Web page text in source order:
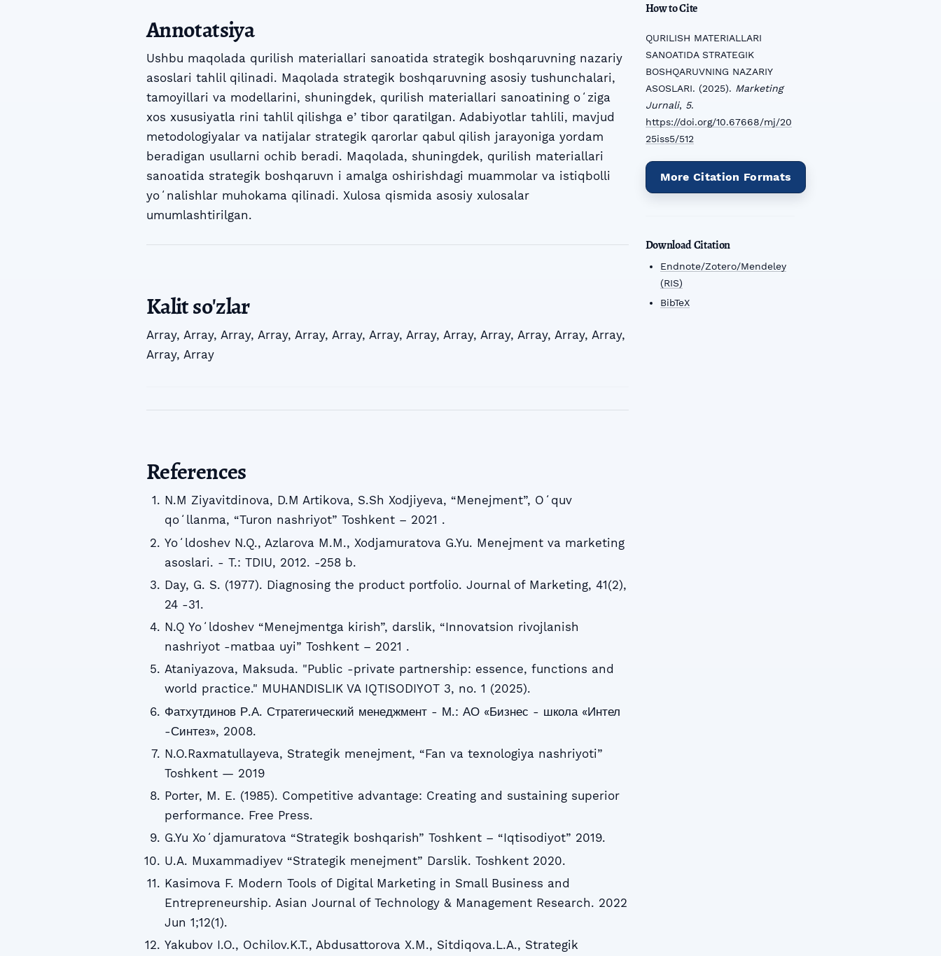
How to Cite
QURILISH MATERIALLARI
SANOATIDA STRATEGIK
BOSHQARUVNING NAZARIY
ASOSLARI. (2025). Marketing
Jurnali, 5.
https://doi.org/10.67668/mj/20
25iss5/512
More Citation Formats
Download Citation
Endnote/Zotero/Mendeley
(RIS)
BibTeX
Annotatsiya
Ushbu maqolada qurilish materiallari sanoatida strategik boshqaruvning nazariy
asoslari tahlil qilinadi. Maqolada strategik boshqaruvning asosiy tushunchalari,
tamoyillari va modellarini, shuningdek, qurilish materiallari sanoatining oʻziga
xos xususiyatla rini tahlil qilishga eʼtibor qaratilgan. Adabiyotlar tahlili, mavjud
metodologiyalar va natijalar strategik qarorlar qabul qilish jarayoniga yordam
beradigan usullarni ochib beradi. Maqolada, shuningdek, qurilish materiallari
sanoatida strategik boshqaruvn i amalga oshirishdagi muammolar va istiqbolli
yoʻnalishlar muhokama qilinadi. Xulosa qismida asosiy xulosalar
umumlashtirilgan.
Kalit so'zlar
Array, Array, Array, Array, Array, Array, Array, Array, Array, Array, Array, Array, Array,
Array, Array
References
N.M Ziyavitdinova, D.M Artikova, S.Sh Xodjiyeva, “Menejment”, Oʻquv
qoʻllanma, “Turon nashriyot” Toshkent – 2021 .
Yoʻldoshev N.Q., Azlarova M.M., Xodjamuratova G.Yu. Menejment va marketing
asoslari. - T.: TDIU, 2012. -258 b.
Day, G. S. (1977). Diagnosing the product portfolio. Journal of Marketing, 41(2),
24 -31.
N.Q Yoʻldoshev “Menejmentga kirish”, darslik, “Innovatsion rivojlanish
nashriyot -matbaa uyi” Toshkent – 2021 .
Ataniyazova, Maksuda. "Public -private partnership: essence, functions and
world practice." MUHANDISLIK VA IQTISODIYOT 3, no. 1 (2025).
Фатхутдинов Р.А. Стратегический менеджмент - М.: АО «Бизнес - школа «Интел
-Синтез», 2008.
N.O.Raxmatullayeva, Strategik menejment, “Fan va texnologiya nashriyoti”
Toshkent — 2019
Porter, M. E. (1985). Competitive advantage: Creating and sustaining superior
performance. Free Press.
G.Yu Xoʻdjamuratova “Strategik boshqarish” Toshkent – “Iqtisodiyot” 2019.
U.A. Muxammadiyev “Strategik menejment” Darslik. Toshkent 2020.
Kasimova F. Modern Tools of Digital Marketing in Small Business and
Entrepreneurship. Asian Journal of Technology & Management Research. 2022
Jun 1;12(1).
Yakubov I.O., Ochilov.K.T., Abdusattorova X.M., Sitdiqova.L.A., Strategik